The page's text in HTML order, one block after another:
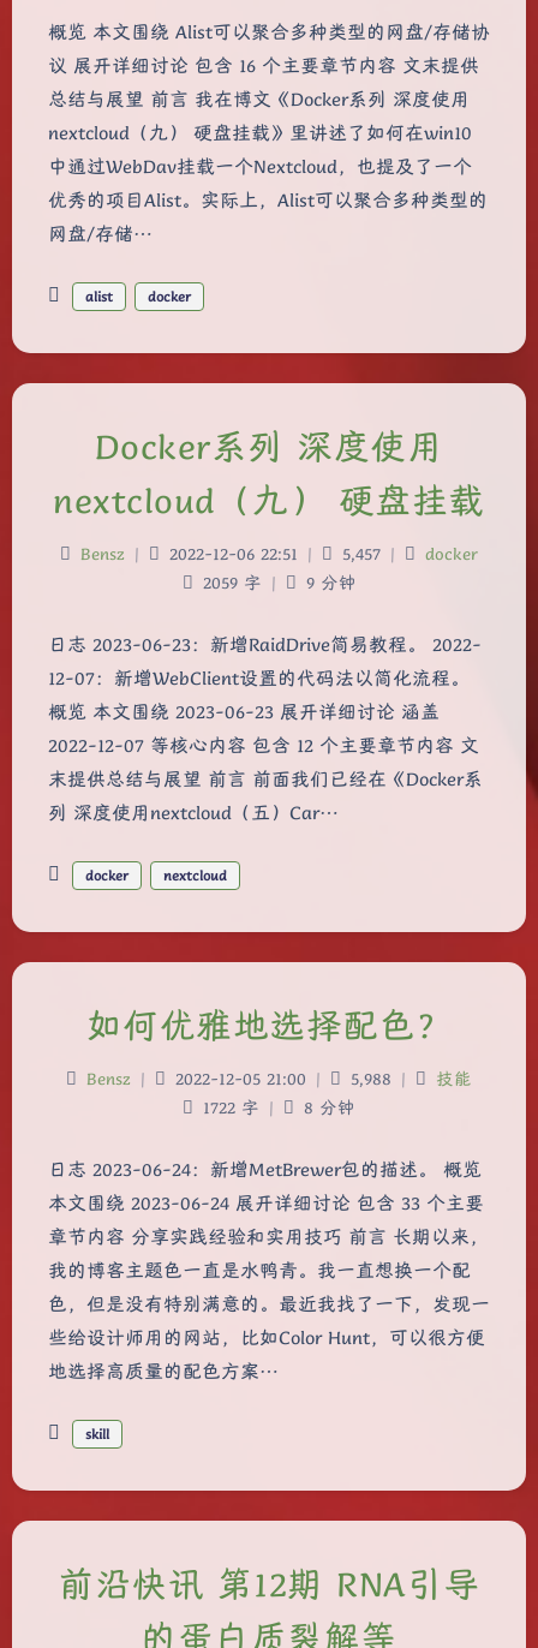
概览 本文围绕 Alist可以聚合多种类型的网盘/存储协
议 展开详细讨论 包含 16 个主要章节内容 文末提供
总结与展望 前言 我在博文《Docker系列 深度使用
nextcloud（九） 硬盘挂载》里讲述了如何在win10
中通过WebDav挂载一个Nextcloud，也提及了一个
优秀的项目Alist。实际上，Alist可以聚合多种类型的
网盘/存储…
alist docker
Docker系列 深度使用
nextcloud（九） 硬盘挂载
Bensz | 2022-12-06 22:51 | 5,457 |
docker
2059 字 | 9 分钟
日志 2023-06-23：新增RaidDrive简易教程。 2022-
12-07：新增WebClient设置的代码法以简化流程。
概览 本文围绕 2023-06-23 展开详细讨论 涵盖
2022-12-07 等核心内容 包含 12 个主要章节内容 文
末提供总结与展望 前言 前面我们已经在《Docker系
列 深度使用nextcloud（五）Car…
docker nextcloud
如何优雅地选择配色？
Bensz | 2022-12-05 21:00 | 5,988 |
技能
1722 字 | 8 分钟
日志 2023-06-24：新增MetBrewer包的描述。 概览
本文围绕 2023-06-24 展开详细讨论 包含 33 个主要
章节内容 分享实践经验和实用技巧 前言 长期以来，
我的博客主题色一直是水鸭青。我一直想换一个配
色，但是没有特别满意的。最近我找了一下，发现一
些给设计师用的网站，比如Color Hunt，可以很方便
地选择高质量的配色方案…
skill
前沿快讯 第12期 RNA引导
的蛋白质裂解等